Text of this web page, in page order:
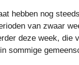
hebben nog
van zwaar
deze week, die
sommige